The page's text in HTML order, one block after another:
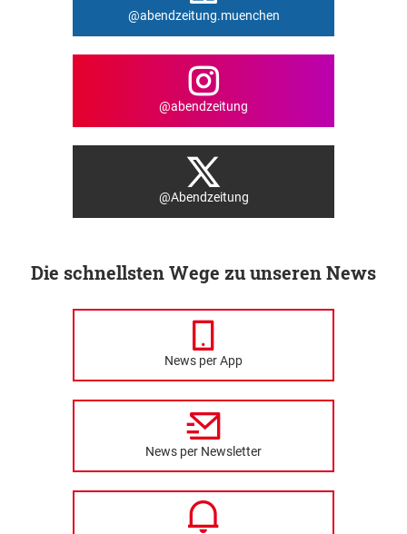
@abendzeitung.muenchen
@abendzeitung
@Abendzeitung
Die schnellsten Wege zu unseren News
News per App
News per Newsletter